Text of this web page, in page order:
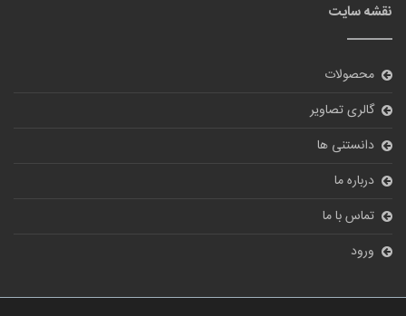
نقشه سایت
محصولات
گالری تصاویر
دانستنی ها
درباره ما
تماس با ما
ورود